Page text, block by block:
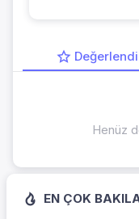
Henüz
EN ÇOK